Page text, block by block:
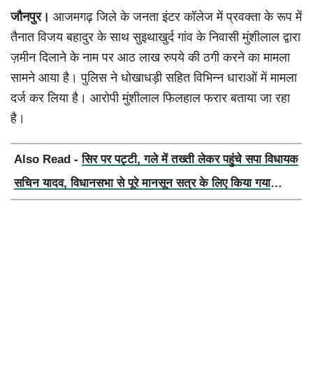
जौनपुर। आजमगढ़ जिले के जनता इंटर कॉलेज में प्रवक्ता के रूप में
तैनात विजय बहादुर के साथ सुइथाखुर्द गांव के निवासी मुंशीलाल द्वारा
ज़मीन दिलाने के नाम पर आठ लाख रुपये की ठगी करने का मामला
सामने आया है। पुलिस ने धोखाधड़ी सहित विभिन्न धाराओं में मामला
दर्ज कर लिया है। आरोपी मुंशीलाल फिलहाल फरार बताया जा रहा
है।
Also Read -सिर पर पट्टी, गले में तख्ती लेकर पहुंचे सपा विधायक
सचिन यादव, विधानसभा से पूरे मानसून सत्र के लिए किया गया